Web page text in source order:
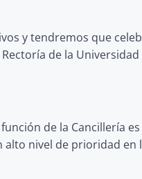
y tendremos que
de la Universidad
de la Cancillería
alto nivel de prioridad